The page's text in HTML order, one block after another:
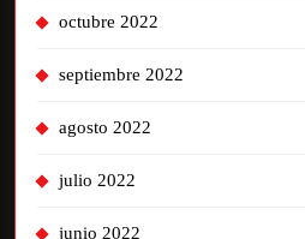
octubre 2022
septiembre 2022
agosto 2022
julio 2022
junio 2022